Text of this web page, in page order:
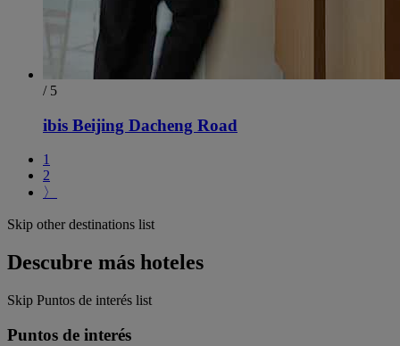
/ 5
ibis Beijing Dacheng Road
1
2
〉
Skip other destinations list
Descubre más hoteles
Skip Puntos de interés list
Puntos de interés